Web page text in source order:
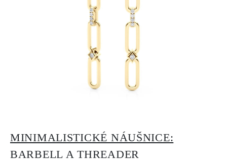
MINIMALISTICKÉ NÁUŠNICE:
BARBELL A THREADER